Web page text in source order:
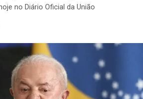
no Diário Oficial da União